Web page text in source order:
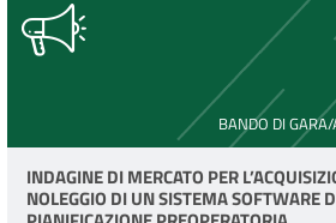
BANDO DI
INDAGINE DI MERCATO PER
NOLEGGIO DI UN SISTEMA SOFTWARE